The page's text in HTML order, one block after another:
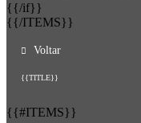
{{/if}}
{{/ITEMS}}
Voltar
{{TITLE}}
{{#ITEMS}}